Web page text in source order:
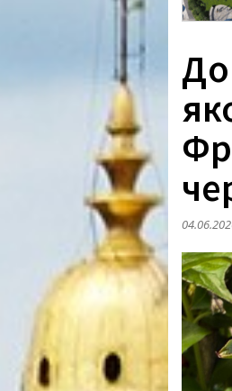
До